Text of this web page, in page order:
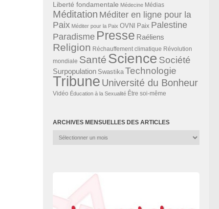
Liberté fondamentale Médecine Médias
Méditation Méditer en ligne pour la
Paix Méditer pour la Paix OVNI Paix Palestine
Paradisme Presse Raéliens
Religion Réchauffement climatique Révolution
mondiale Santé Science Société
Surpopulation Swastika Technologie
Tribune Université du Bonheur
Vidéo Éducation à la Sexualité Être soi-même
ARCHIVES MENSUELLES DES ARTICLES
Archives